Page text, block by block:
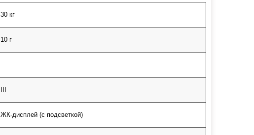
30 кг
10 г
III
ЖК-дисплей (с подсветкой)